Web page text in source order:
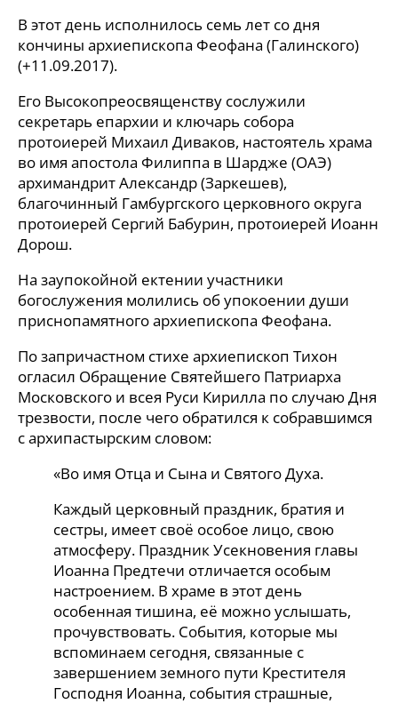
В этот день исполнилось семь лет со дня
кончины архиепископа Феофана (Галинского)
(+11.09.2017).
Его Высокопреосвященству сослужили
секретарь епархии и ключарь собора
протоиерей Михаил Диваков, настоятель храма
во имя апостола Филиппа в Шардже (ОАЭ)
архимандрит Александр (Заркешев),
благочинный Гамбургского церковного округа
протоиерей Сергий Бабурин, протоиерей Иоанн
Дорош.
На заупокойной ектении участники
богослужения молились об упокоении души
приснопамятного архиепископа Феофана.
По запричастном стихе архиепископ Тихон
огласил Обращение Святейшего Патриарха
Московского и всея Руси Кирилла по случаю Дня
трезвости, после чего обратился к собравшимся
с архипастырским словом:
«Во имя Отца и Сына и Святого Духа.
Каждый церковный праздник, братия и
сестры, имеет своё особое лицо, свою
атмосферу. Праздник Усекновения главы
Иоанна Предтечи отличается особым
настроением. В храме в этот день
особенная тишина, её можно услышать,
прочувствовать. События, которые мы
вспоминаем сегодня, связанные с
завершением земного пути Крестителя
Господня Иоанна, события страшные,